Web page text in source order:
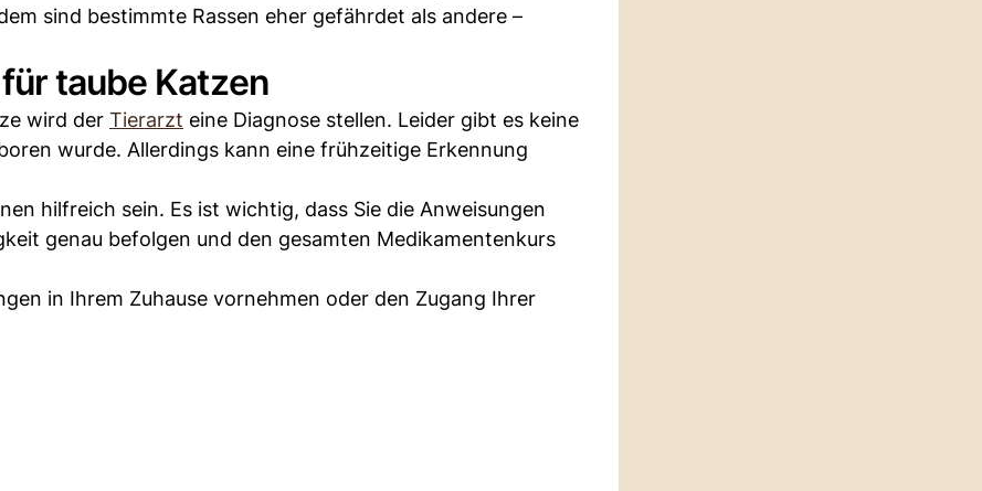
sind bestimmte Rassen eher gefährdet als andere –
taube Katzen
wird der Tierarzt eine Diagnose stellen. Leider gibt es keine
wurde. Allerdings kann eine frühzeitige Erkennung
hilfreich sein. Es ist wichtig, dass Sie die Anweisungen
genau befolgen und den gesamten Medikamentenkurs
in Ihrem Zuhause vornehmen oder den Zugang Ihrer